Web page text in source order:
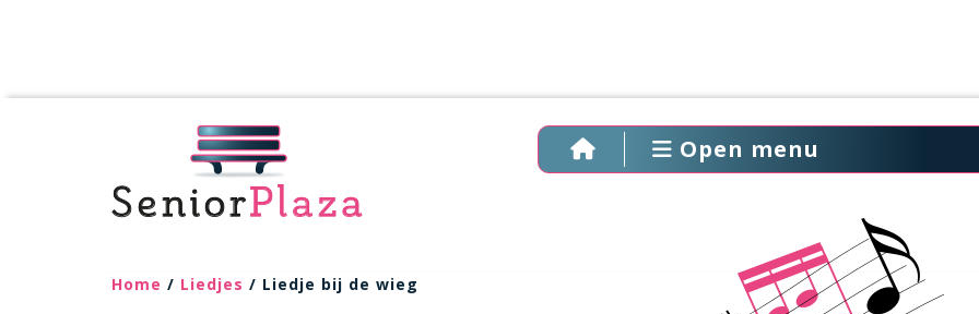
Open menu
Home / Liedjes / Liedje bij de wieg